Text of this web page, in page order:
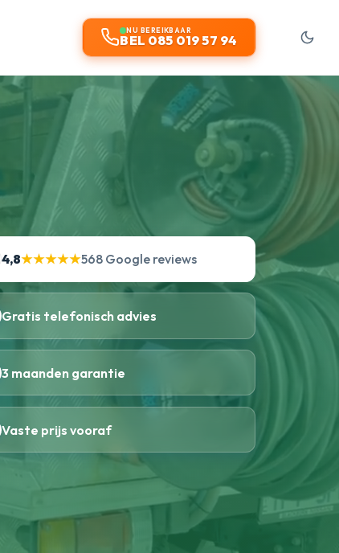
NU BEREIKBAAR
BEL 085 019 57 94
4,8★★★★★568 Google reviews
Gratis telefonisch advies
3 maanden garantie
Vaste prijs vooraf